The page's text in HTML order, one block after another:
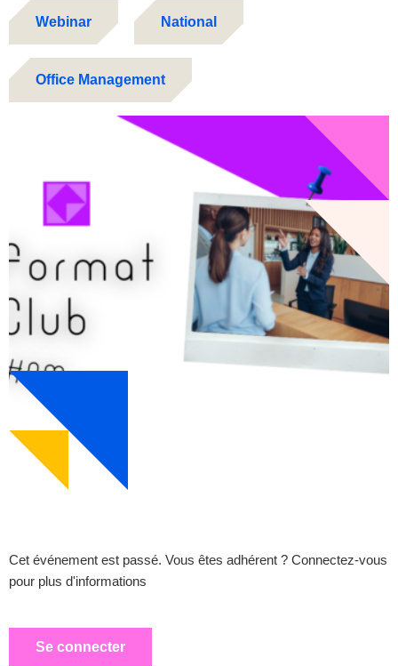
Webinar National
Office Management
Cet événement est passé. Vous êtes adhérent ? Connectez-vous
pour plus d'informations
Se connecter